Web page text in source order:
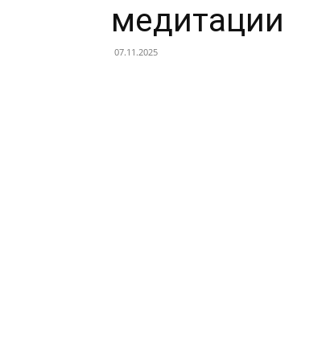
медитации
07.11.2025